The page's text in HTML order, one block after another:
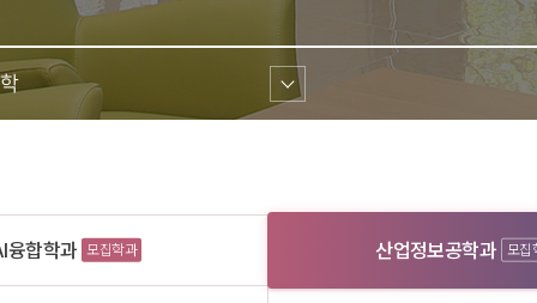
융합학과 모집학과 산업정보공학과 모집